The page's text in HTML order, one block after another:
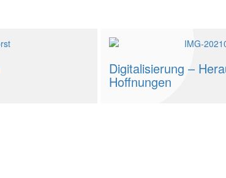
Digitalisierung –
Hoffnungen